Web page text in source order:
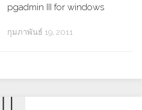
pgadmin III for windows
กุมภาพันธ์ 19, 2011